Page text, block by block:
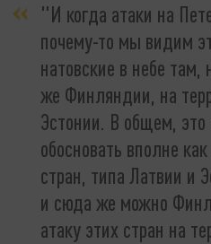
"И когда атаки на
почему-то мы видим
натовские в небе там,
же Финляндии, на
Эстонии. В общем,
обосновать вполне
стран, типа Латвии и
и сюда же можно
атаку этих стран на